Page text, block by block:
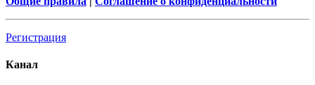
Регистрация
Канал